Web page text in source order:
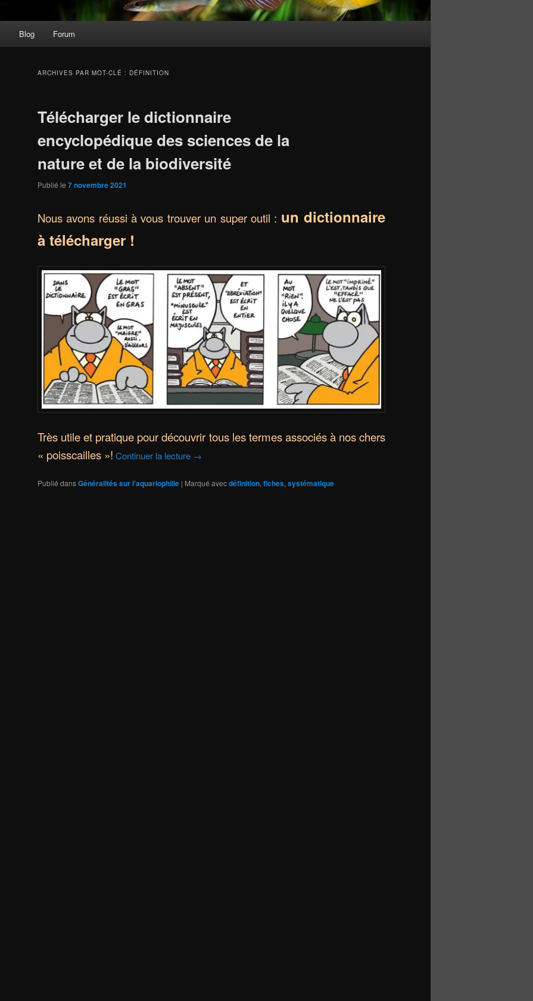
Blog Forum
ARCHIVES PAR MOT-CLÉ : DÉFINITION
Télécharger le dictionnaire
encyclopédique des sciences de la
nature et de la biodiversité
Publié le 7 novembre 2021
Nous avons réussi à vous trouver un super outil : un dictionnaire
à télécharger !
Très utile et pratique pour découvrir tous les termes associés à nos chers
« poisscailles »! Continuer la lecture →
Publié dansGénéralités sur l'aquariophilie | Marqué avecdéfinition, fiches, systématique